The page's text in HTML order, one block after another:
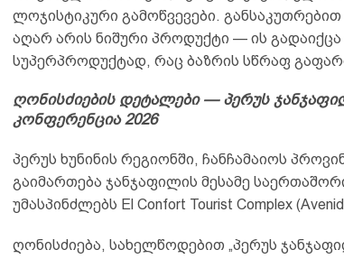
ლოჯისტიკური გამოწვევები.
აღარ არის ნიშური პროდუქტი — ის
სუპერპროდუქტად, რაც ბაზრის სწრაფ
ღონისძიების დეტალები — პერუს
კონფერენცია 2026
პერუს ხუნინის რეგიონში, ჩანჩამაიოს
გაიმართება ჯანჯაფილის მესამე
უმასპინძლებს El Confort Tourist Complex
ღონისძიება, სახელწოდებით „პერუს